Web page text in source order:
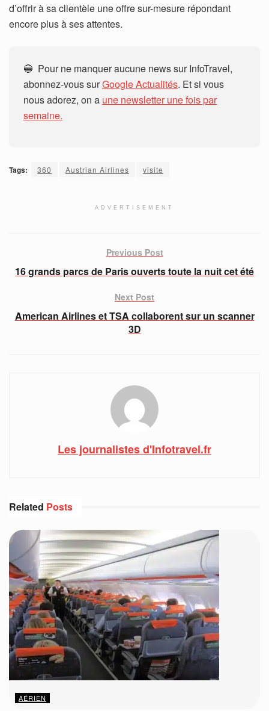
d’offrir à sa clientèle une offre sur-mesure répondant
encore plus à ses attentes.
🔵 Pour ne manquer aucune news sur InfoTravel,
abonnez-vous surGoogle Actualités. Et si vous
nous adorez, on a une newsletter une fois par
semaine.
Tags: 360 Austrian Airlines visite
ADVERTISEMENT
Previous Post
16 grands parcs de Paris ouverts toute la nuit cet été
Next Post
American Airlines et TSA collaborent sur un scanner
3D
Les journalistes d'Infotravel.fr
Related Posts
AÉRIEN